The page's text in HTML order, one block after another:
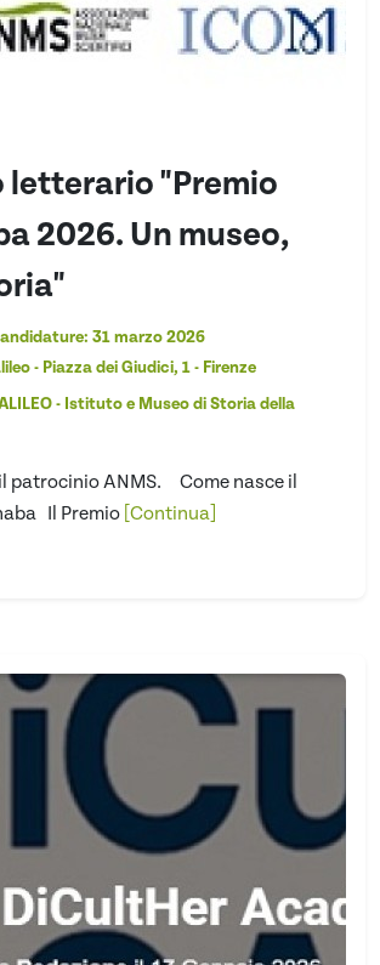
letterario "Premio
2026. Un museo,
31 marzo 2026
- Piazza dei Giudici, 1 - Firenze
- Istituto e Museo di Storia della
patrocinio ANMS. Come nasce il
Il Premio [Continua]